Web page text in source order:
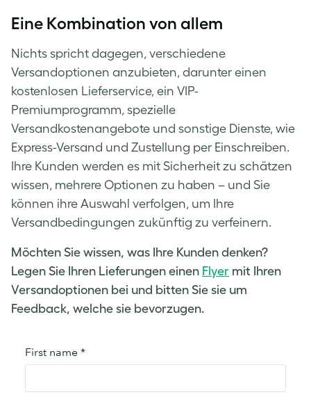
Eine Kombination von allem
Nichts spricht dagegen, verschiedene
Versandoptionen anzubieten, darunter einen
kostenlosen Lieferservice, ein VIP-
Premiumprogramm, spezielle
Versandkostenangebote und sonstige Dienste, wie
Express-Versand und Zustellung per Einschreiben.
Ihre Kunden werden es mit Sicherheit zu schätzen
wissen, mehrere Optionen zu haben – und Sie
können ihre Auswahl verfolgen, um Ihre
Versandbedingungen zukünftig zu verfeinern.
Möchten Sie wissen, was Ihre Kunden denken?
Legen Sie Ihren Lieferungen einen Flyer mit Ihren
Versandoptionen bei und bitten Sie sie um
Feedback, welche sie bevorzugen.